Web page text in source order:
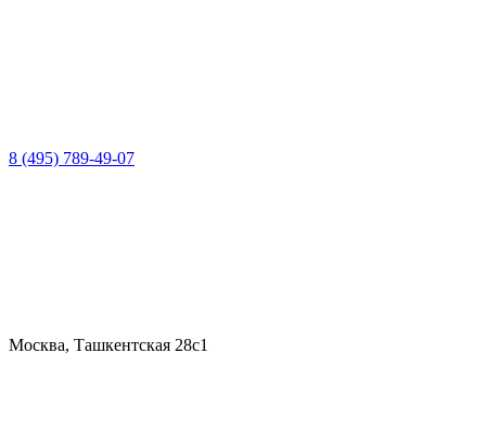
8 (495) 789-49-07
Москва, Ташкентская 28с1